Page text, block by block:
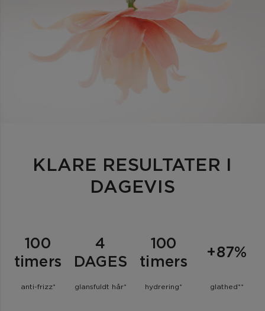
KLARE RESULTATER I
DAGEVIS
100
timers
4
DAGES
100
timers
+87%
anti-frizz* glansfuldt hår* hydrering* glathed**